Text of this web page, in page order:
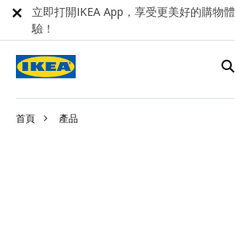
首頁 產品
立即打開IKEA App，享受更美好的購物體
驗！